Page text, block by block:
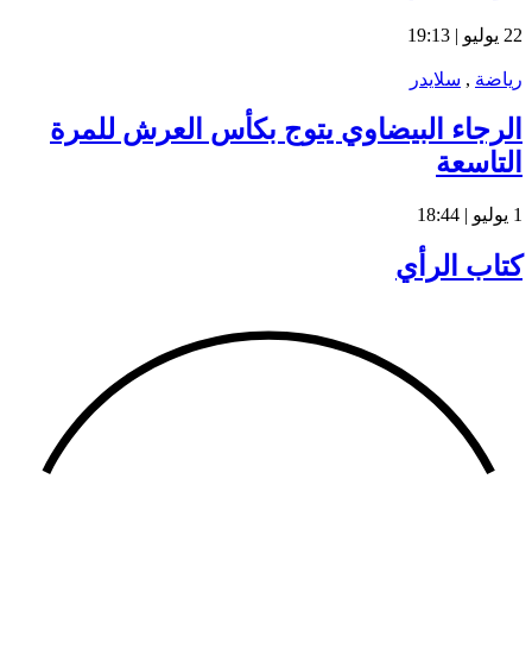
22 يوليو | 19:13
رياضة , سلايدر
الرجاء البيضاوي يتوج بكأس العرش للمرة
التاسعة
1 يوليو | 18:44
كتاب الرأي